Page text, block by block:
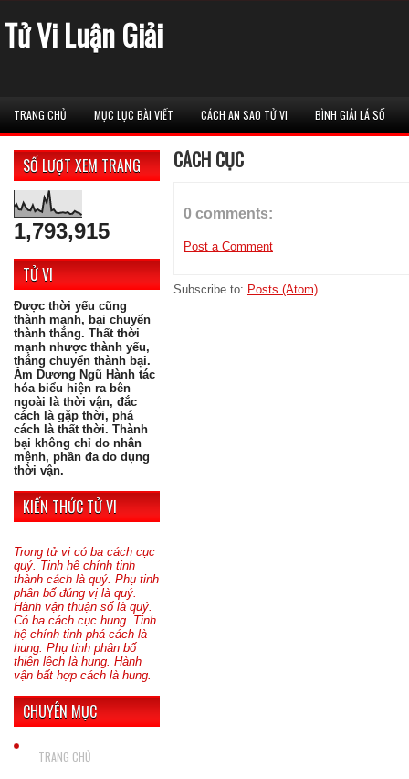
Tử Vi Luận Giải
TRANG CHỦ MỤC LỤC BÀI VIẾT CÁCH AN SAO TỬ VI BÌNH GIẢI LÁ SỐ
SỐ LƯỢT XEM TRANG
1,793,915
TỬ VI
Được thời yếu cũng
thành mạnh, bại chuyển
thành thắng. Thất thời
mạnh nhược thành yếu,
thắng chuyển thành bại.
Âm Dương Ngũ Hành tác
hóa biểu hiện ra bên
ngoài là thời vận, đắc
cách là gặp thời, phá
cách là thất thời. Thành
bại không chỉ do nhân
mệnh, phần đa do dụng
thời vận.
KIẾN THỨC TỬ VI
Trong tử vi có ba cách cục
quý. Tinh hệ chính tinh
thành cách là quý. Phụ tinh
phân bố đúng vị là quý.
Hành vận thuận số là quý.
Có ba cách cục hung. Tinh
hệ chính tinh phá cách là
hung. Phụ tinh phân bố
thiên lệch là hung. Hành
vận bất hợp cách là hung.
CHUYÊN MỤC
TRANG CHỦ
CÁCH CỤC
0 comments:
Post a Comment
Subscribe to: Posts (Atom)